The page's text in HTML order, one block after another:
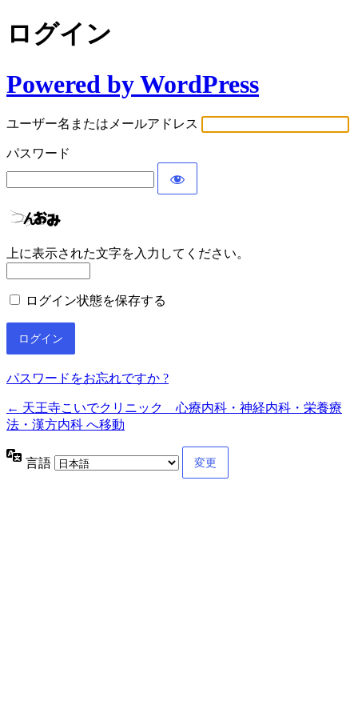
ログイン
Powered by WordPress
ユーザー名またはメールアドレス
パスワード
上に表示された文字を入力してください。
ログイン状態を保存する
パスワードをお忘れですか ?
← 天王寺こいでクリニック 心療内科・神経内科・栄養療
法・漢方内科 へ移動
言語